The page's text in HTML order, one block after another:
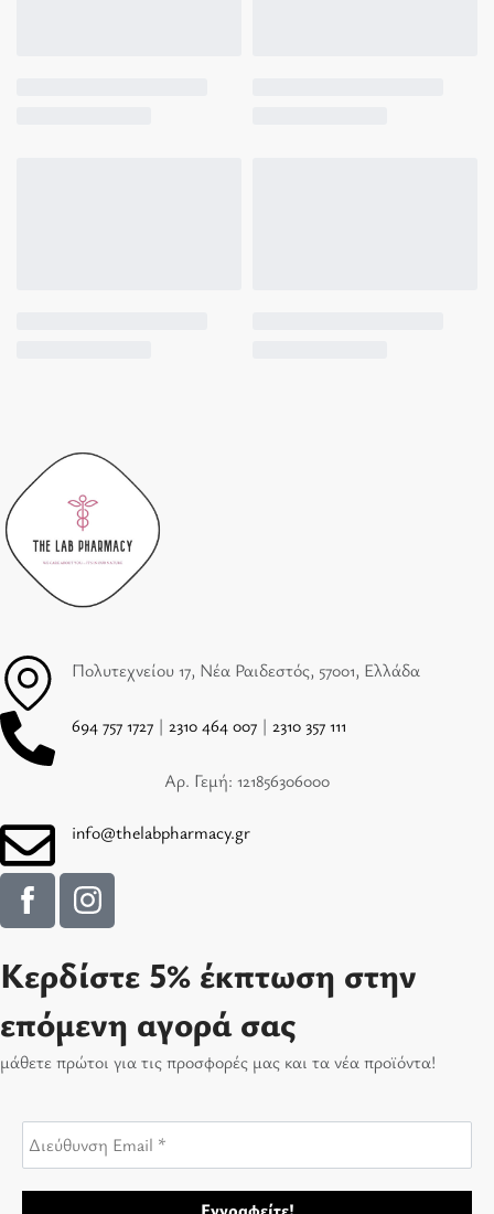
Πολυτεχνείου 17, Νέα Ραιδεστός, 57001, Ελλάδα
694 757 1727 | 2310 464 007 | 2310 357 111
Αρ. Γεμή: 121856306000
info@thelabpharmacy.gr
Κερδίστε 5% έκπτωση στην
επόμενη αγορά σας
μάθετε πρώτοι για τις προσφορές μας και τα νέα προϊόντα!